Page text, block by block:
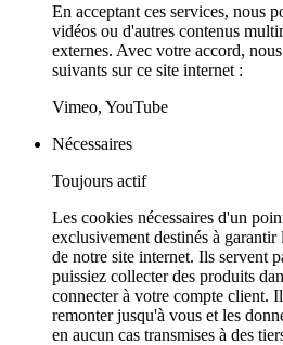
En acceptant ces services, nous
vidéos ou d'autres contenus
externes. Avec votre accord,
suivants sur ce site internet :
Vimeo, YouTube
Nécessaires
Toujours actif
Les cookies nécessaires d'un
exclusivement destinés à
de notre site internet. Ils servent
puissiez collecter des produits
connecter à votre compte client.
remonter jusqu'à vous et les
en aucun cas transmises à des